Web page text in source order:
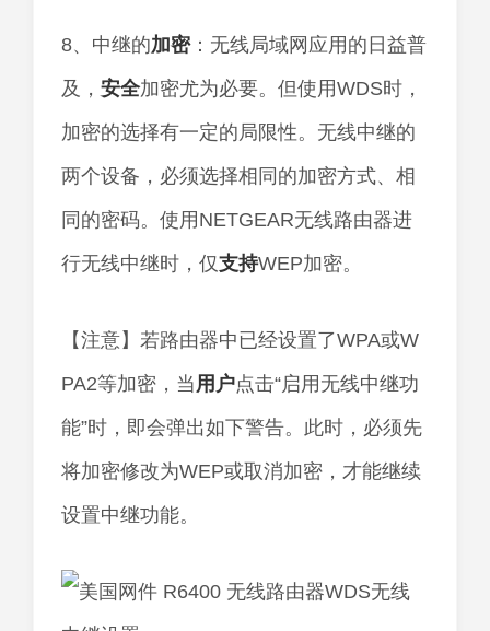
8、中继的加密：无线局域网应用的日益普
及， 安全加密尤为必要。但使用WDS时，
加密的选择有一定的局限性。无线中继的
两个设备，必须选择相同的加密方式、相
同的密码。使用NETGEAR无线路由器进
行无线中继时，仅支持WEP加密。
【注意】若路由器中已经设置了WPA或W
PA2等加密，当用户点击“启用无线中继功
能”时，即会弹出如下警告。此时，必须先
将加密修改为WEP或取消加密，才能继续
设置中继功能。